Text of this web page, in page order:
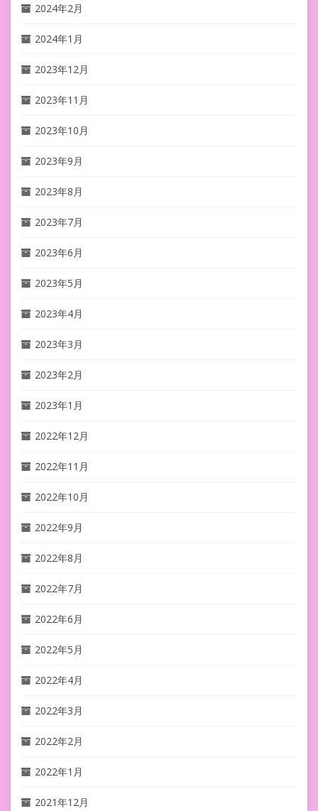
2024年2月
2024年1月
2023年12月
2023年11月
2023年10月
2023年9月
2023年8月
2023年7月
2023年6月
2023年5月
2023年4月
2023年3月
2023年2月
2023年1月
2022年12月
2022年11月
2022年10月
2022年9月
2022年8月
2022年7月
2022年6月
2022年5月
2022年4月
2022年3月
2022年2月
2022年1月
2021年12月